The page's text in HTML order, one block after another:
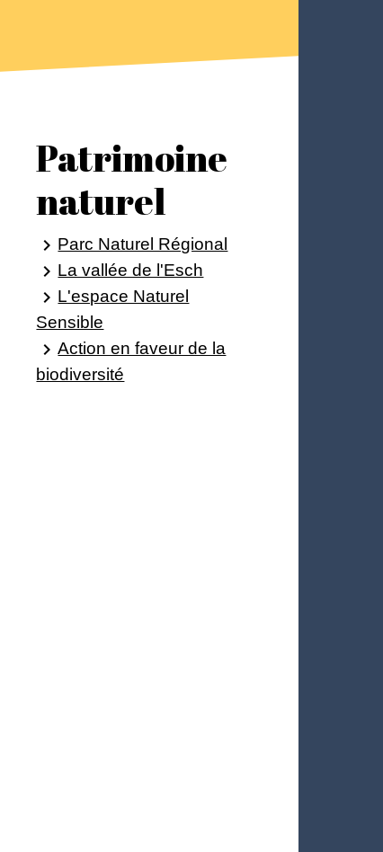
Patrimoine
naturel
keyboard_arrow_right Parc Naturel Régional
keyboard_arrow_right La vallée de l'Esch
keyboard_arrow_right L'espace Naturel
Sensible
keyboard_arrow_rightAction en faveur de la
biodiversité